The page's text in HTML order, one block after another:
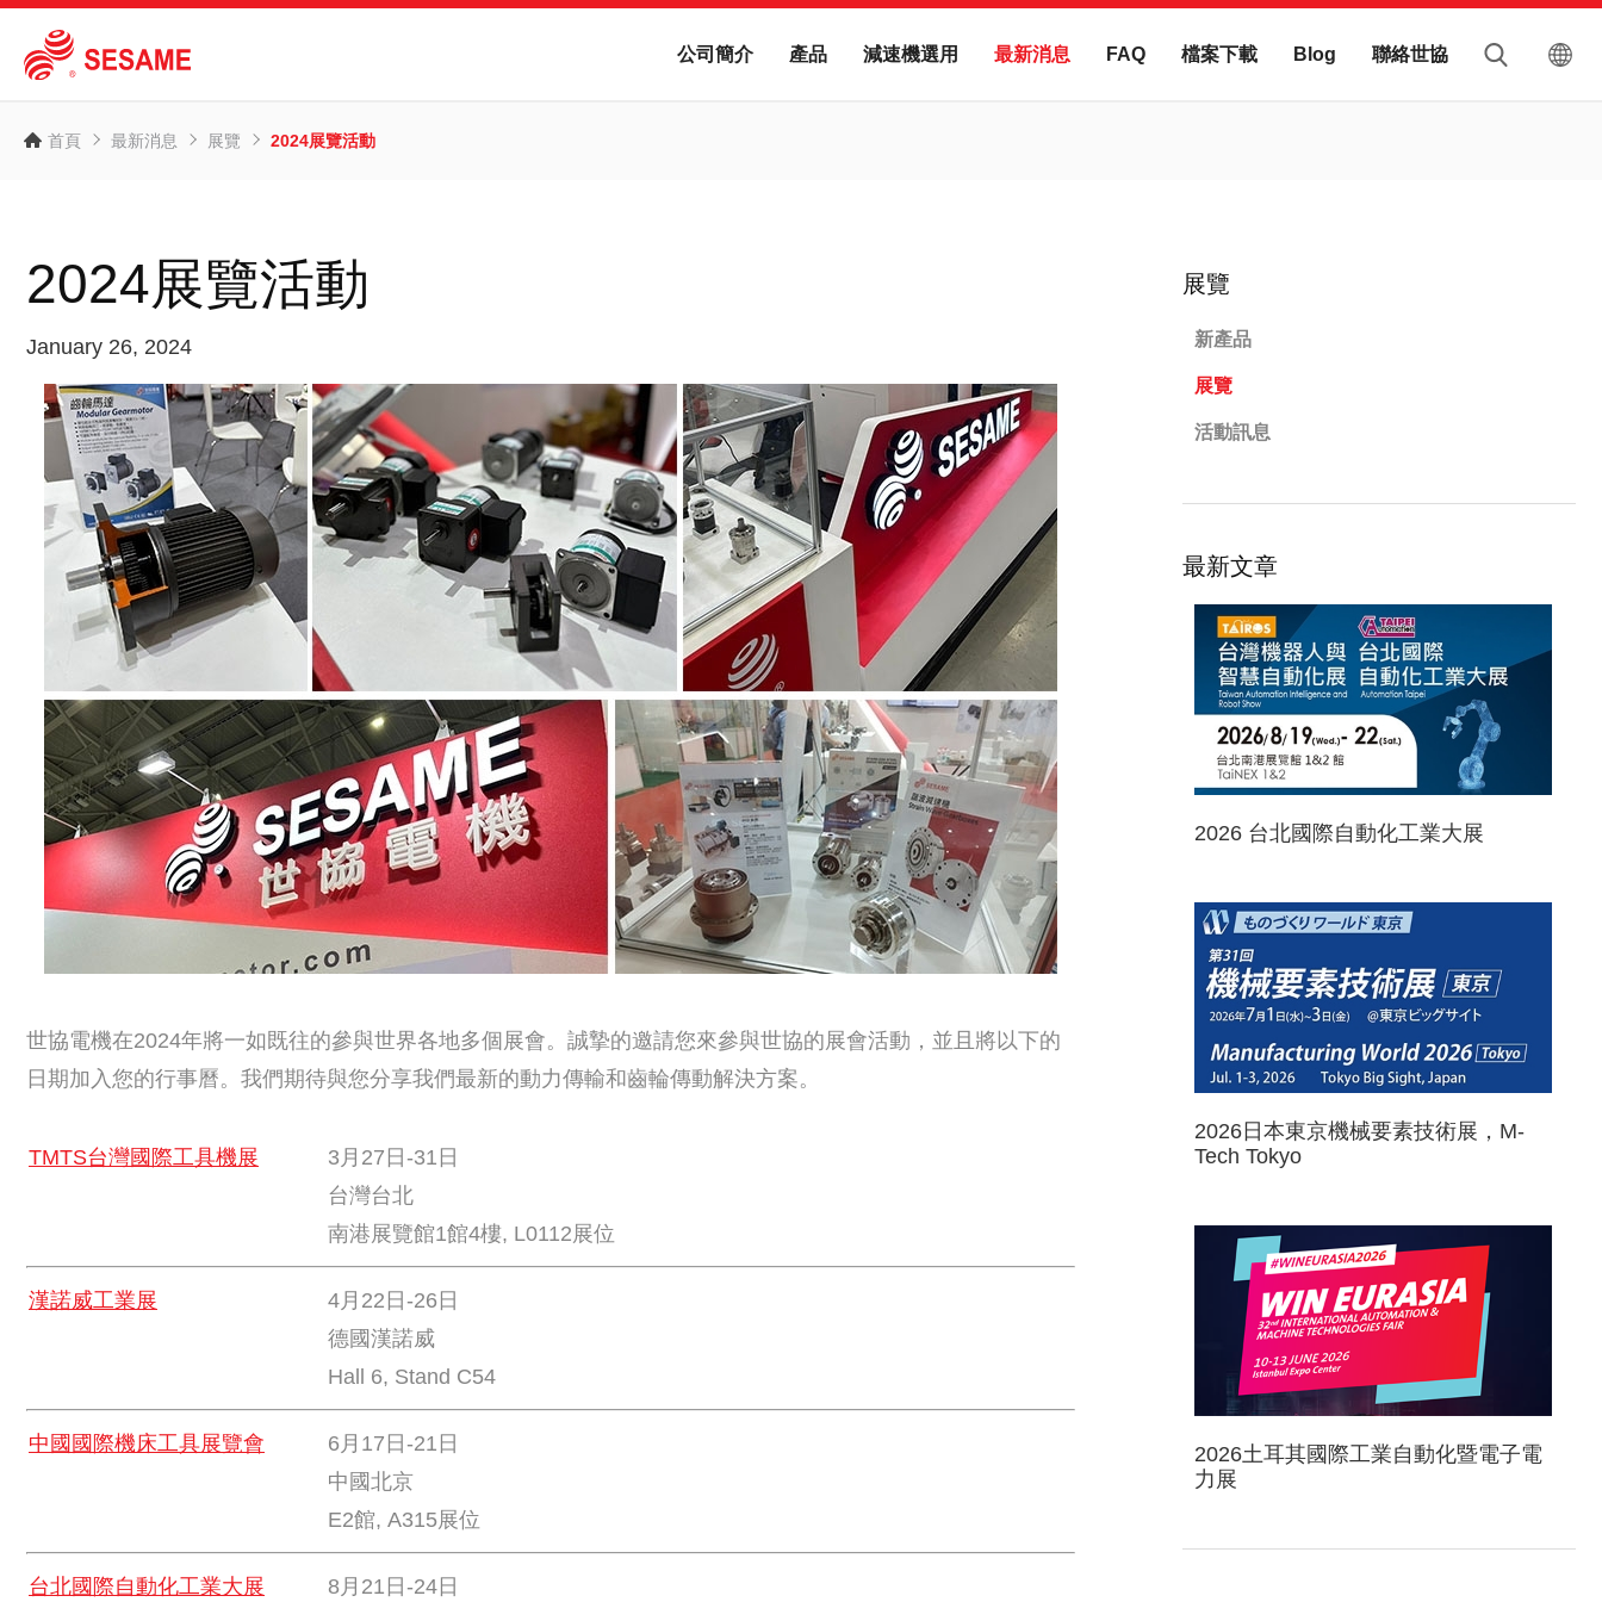
公司簡介 產品 減速機選用 最新消息 FAQ 檔案下載 Blog 聯絡世協
首頁 最新消息 展覽 2024展覽活動
2024展覽活動
January 26, 2024
世協電機在2024年將一如既往的參與世界各地多個展會。誠摯的邀請您來參與世協的展會活動，並且將以下的
日期加入您的行事曆。我們期待與您分享我們最新的動力傳輸和齒輪傳動解決方案。
TMTS台灣國際工具機展
3月27日-31日
台灣台北
南港展覽館1館4樓, L0112展位
漢諾威工業展
4月22日-26日
德國漢諾威
Hall 6, Stand C54
中國國際機床工具展覽會
6月17日-21日
中國北京
E2館, A315展位
台北國際自動化工業大展 8月21日-24日
展覽
新產品
展覽
活動訊息
最新文章
2026 台北國際自動化工業大展
2026日本東京機械要素技術展，M-
Tech Tokyo
2026土耳其國際工業自動化暨電子電
力展